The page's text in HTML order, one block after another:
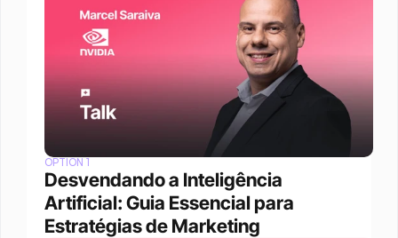
OPTION 1
Desvendando a Inteligência
Artificial: Guia Essencial para
Estratégias de Marketing